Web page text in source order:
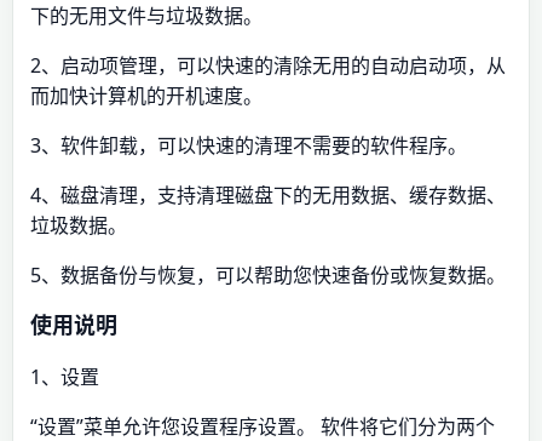
下的无用文件与垃圾数据。
2、启动项管理，可以快速的清除无用的自动启动项，从
而加快计算机的开机速度。
3、软件卸载，可以快速的清理不需要的软件程序。
4、磁盘清理，支持清理磁盘下的无用数据、缓存数据、
垃圾数据。
5、数据备份与恢复，可以帮助您快速备份或恢复数据。
使用说明
1、设置
“设置”菜单允许您设置程序设置。 软件将它们分为两个